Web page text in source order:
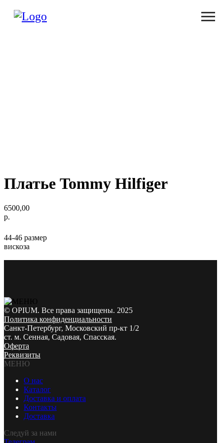
Платье Tommy Hilfiger
6500,00
р.
44-46 размер
вискоза
© OPIUM. Все права защищены. 2025
Политика конфиденциальности
Санкт-Петербург, Московский пр-кт 1/2
ст. м. Сенная, Садовая, Спасская.
Оферта
Реквизиты
МЕНЮ
О нас
Каталог
Доставка и оплата
Контакты
Доставка
Следуй за нами